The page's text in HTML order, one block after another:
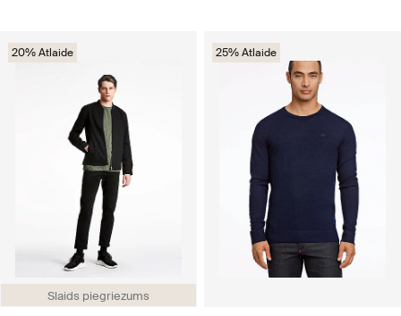
Slaids piegriezums
20% Atlaide 25% Atlaide